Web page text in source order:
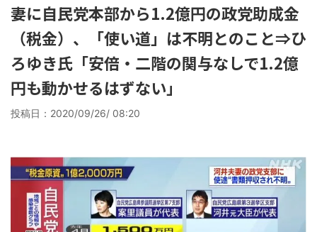
妻に自民党本部から1.2億円の政党助成金
（税金）、「使い道」は不明とのこと⇒ひ
ろゆき氏「安倍・二階の関与なしで1.2億
円も動かせるはずない」
投稿日： 2020/09/26/ 08:20